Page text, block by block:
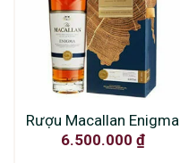
Rượu Macallan Enigma
6.500.000 ₫